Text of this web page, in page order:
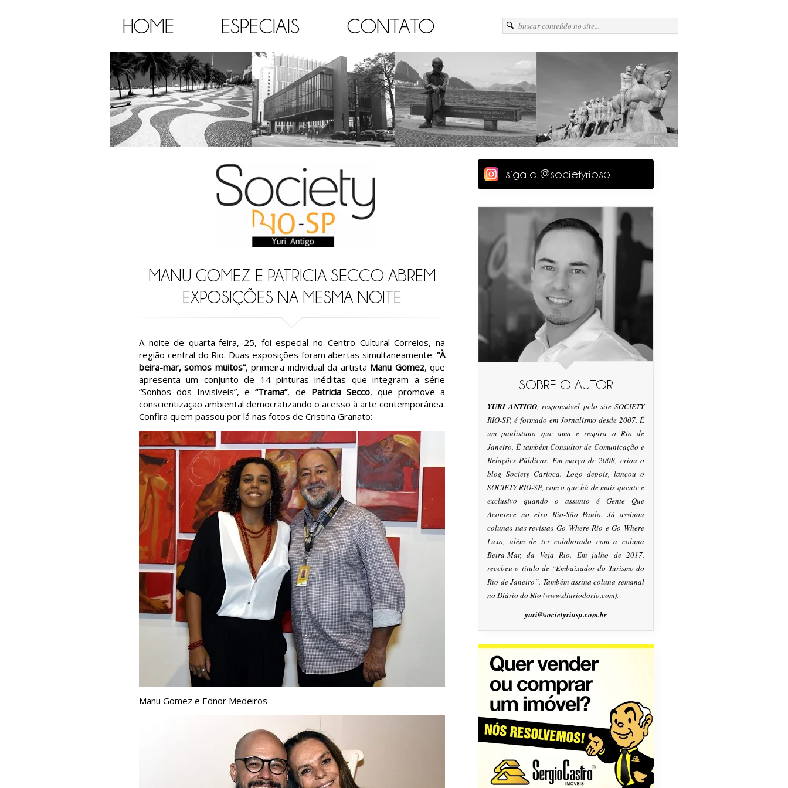
HOME ESPECIAIS CONTATO
MANU GOMEZ E PATRICIA SECCO ABREM
EXPOSIÇÕES NA MESMA NOITE
A noite de quarta-feira, 25, foi especial no Centro Cultural Correios, na
região central do Rio. Duas exposições foram abertas simultaneamente: “À
beira-mar, somos muitos”, primeira individual da artista Manu Gomez, que
apresenta um conjunto de 14 pinturas inéditas que integram a série
“Sonhos dos Invisíveis”, e“Trama”, de Patricia Secco, que promove a
conscientização ambiental democratizando o acesso à arte contemporânea.
Confira quem passou por lá nas fotos de Cristina Granato:
Manu Gomez e Ednor Medeiros
siga o @societyriosp
SOBRE O AUTOR
YURI ANTIGO, responsável pelo site SOCIETY
RIO-SP, é formado em Jornalismo desde 2007. É
um paulistano que ama e respira o Rio de
Janeiro. É também Consultor de Comunicação e
Relações Públicas. Em março de 2008, criou o
blog Society Carioca. Logo depois, lançou o
SOCIETY RIO-SP, com o que há de mais quente e
exclusivo quando o assunto é Gente Que
Acontece no eixo Rio-São Paulo. Já assinou
colunas nas revistas Go Where Rio e Go Where
Luxo, além de ter colaborado com a coluna
Beira-Mar, da Veja Rio. Em julho de 2017,
recebeu o título de “Embaixador do Turismo do
Rio de Janeiro”. Também assina coluna semanal
no Diário do Rio (www.diariodorio.com).
yuri@societyriosp.com.br